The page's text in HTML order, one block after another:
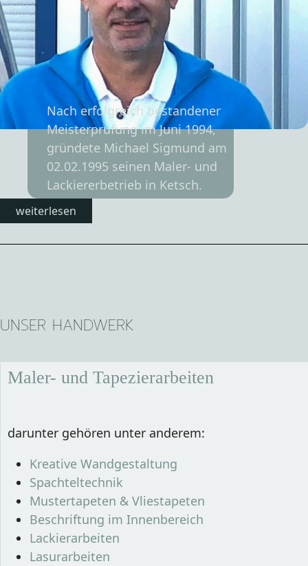
Nach erfolgreich bestandener
Meisterprüfung im Juni 1994,
gründete Michael Sigmund am
02.02.1995 seinen Maler- und
Lackiererbetrieb in Ketsch.
weiterlesen
UNSER HANDWERK
Maler- und Tapezierarbeiten
darunter gehören unter anderem:
Kreative Wandgestaltung
Spachteltechnik
Mustertapeten & Vliestapeten
Beschriftung im Innenbereich
Lackierarbeiten
Lasurarbeiten